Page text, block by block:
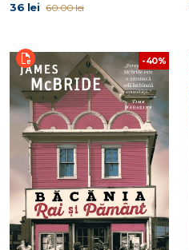
36 lei 60.00 lei
-40%